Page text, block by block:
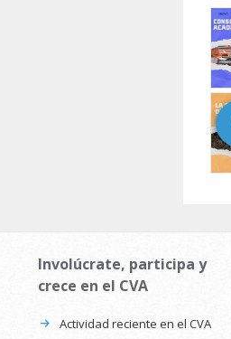
Involúcrate, participa y
crece en el CVA
Actividad reciente en el CVA